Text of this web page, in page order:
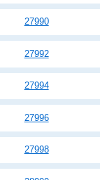
27990
27992
27994
27996
27998